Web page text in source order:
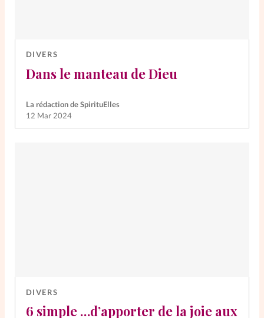
DIVERS
Dans le manteau de Dieu
La rédaction de SpirituElles
12 Mar 2024
DIVERS
6 simple …d’apporter de la joie aux